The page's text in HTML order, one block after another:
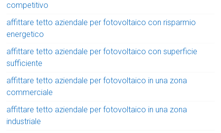
competitivo
affittare tetto aziendale per fotovoltaico con risparmio
energetico
affittare tetto aziendale per fotovoltaico con superficie
sufficiente
affittare tetto aziendale per fotovoltaico in una zona
commerciale
affittare tetto aziendale per fotovoltaico in una zona
industriale